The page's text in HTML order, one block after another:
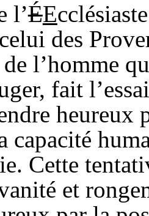
l’ÉE
des
l’homme
fait
heureux
capacité
Cette
et